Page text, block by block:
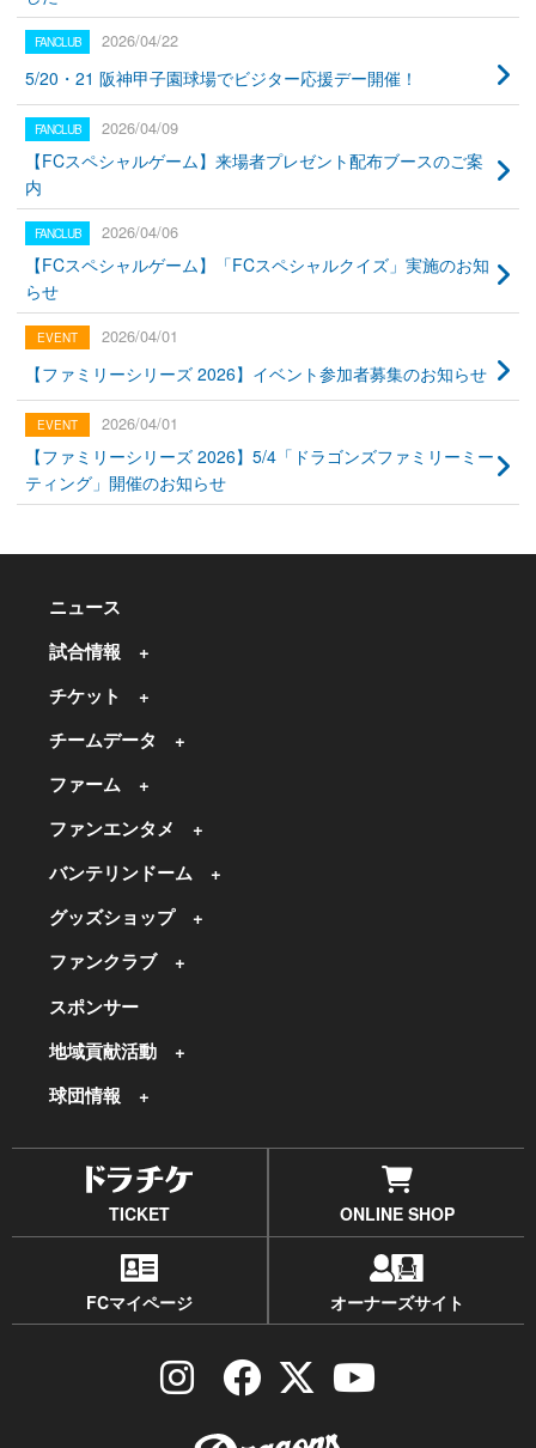
2026/04/22
5/20・21 阪神甲子園球場でビジター応援デー開催！
2026/04/09
【FCスペシャルゲーム】来場者プレゼント配布ブースのご案
内
2026/04/06
【FCスペシャルゲーム】「FCスペシャルクイズ」実施のお知
らせ
2026/04/01
【ファミリーシリーズ 2026】イベント参加者募集のお知らせ
2026/04/01
【ファミリーシリーズ 2026】5/4「ドラゴンズファミリーミー
ティング」開催のお知らせ
ニュース
試合情報
チケット
チームデータ
ファーム
ファンエンタメ
バンテリンドーム
グッズショップ
ファンクラブ
スポンサー
地域貢献活動
球団情報
TICKET ONLINE SHOP
FCマイページ オーナーズサイト